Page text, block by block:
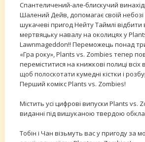
Спантеличений-але-блискучий
Шалений Дейв, допомагає своїй небозі
шукачеві пригод Нейту Таймлі відбити
мертвяцьку навалу на околицях у
Lawnmageddon!! Переможець понад
«Гра року», Plants vs. Zombies тепер
переміститися на книжкові полиці всіх
щоб полоскотати кумедні кістки і
Перший комікс Plants vs. Zombies!
Містить усі цифрові випуски Plants vs.
виданні під вишуканою твердою
Тобін і Чан візьмуть вас у пригоду за